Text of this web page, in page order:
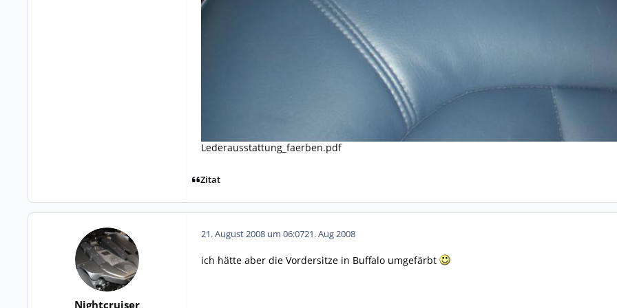
Lederausstattung_faerben.pdf
Zitat
21. August 2008 um 06:0721. Aug 2008
ich hätte aber die Vordersitze in Buffalo umgefärbt